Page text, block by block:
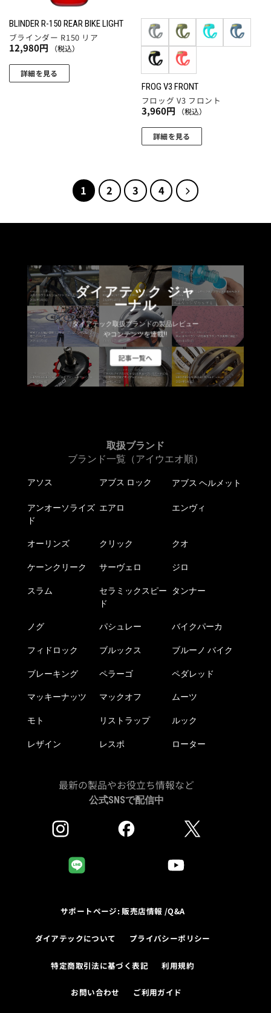
BLINDER R-150 REAR BIKE LIGHT
ブラインダー R150 リア
12,980円 （税込）
詳細を見る
FROG V3 FRONT
フロッグ V3 フロント
3,960円 （税込）
詳細を見る
商
品
は
の
バ
リ
エ
ー
シ
ョ
ン
が
あ
オ
プ
ョ
か
選
す
1 2 3 4
ダイアテック ジャ
ーナル
ダイアテック取扱ブランドの製品レビュー
やコンテンツを連載!!
記事一覧へ
取扱ブランド
ブランド一覧（アイウエオ順）
アソス アブス ロック アブス ヘルメット
アンオーソライズ
ド
エアロ エンヴィ
オーリンズ クリック クオ
ケーンクリーク サーヴェロ ジロ
スラム
セラミックスピー
ド
タンナー
ノグ パシュレー バイクパーカ
フィドロック ブルックス ブルーノ バイク
ブレーキング ペラーゴ ペダレッド
マッキーナッツ マックオフ ムーツ
モト リストラップ ルック
レザイン レスポ ローター
最新の製品やお役立ち情報など
公式SNSで配信中
サポートページ: 販売店情報 /Q&A
ダイアテックについて プライバシーポリシー
特定商取引法に基づく表記 利用規約
お問い合わせ ご利用ガイド